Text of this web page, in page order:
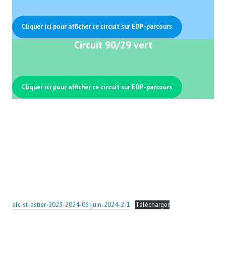
Cliquer ici pour afficher ce circuit sur EDP-parcours
Circuit 90/29 vert
Cliquer ici pour afficher ce circuit sur EDP-parcours
alc-st-astier-2023-2024-06-juin-2024-2-1 Télécharger